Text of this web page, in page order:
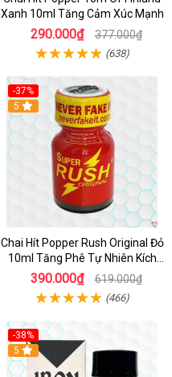
Xanh 10ml Tăng Cảm Xúc Mạnh
290.000₫ 377.000₫
(638)
-37%
5
Chai Hít Popper Rush Original Đỏ
10ml Tăng Phê Tự Nhiên Kích
Thích
390.000₫ 619.000₫
(466)
-38%
5